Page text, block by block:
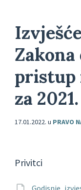
pristup
za
17.01.2022. u PRAVO
Privitci